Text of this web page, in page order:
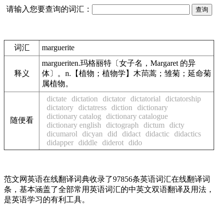
请输入您要查询的词汇：
词汇 marguerite
释义
margueriten.玛格丽特〔女子名，Margaret 的异
体〕。n.【植物；植物学】木茼蒿；雏菊；延命菊
属植物。
随便看
dictate dictation dictator dictatorial
dictatorship
dictatory dictatress diction
dictionary
dictionary catalog
dictionary catalogue
dictionary english
dictograph dictum
dicty
dicumarol
dicyan did didact didactic didactics
didapper diddle diderot dido
范文网英语在线翻译词典收录了97856条英语词汇在线翻译词
条，基本涵盖了全部常用英语词汇的中英文双语翻译及用法，
是英语学习的有利工具。